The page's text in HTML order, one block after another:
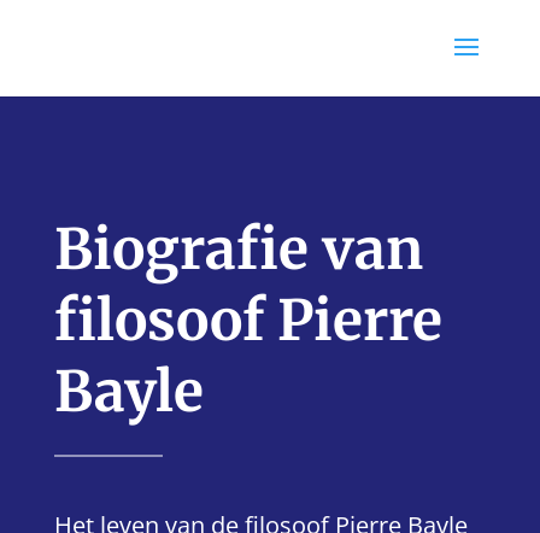
Biografie van
filosoof Pierre
Bayle
Het leven van de filosoof Pierre Bayle